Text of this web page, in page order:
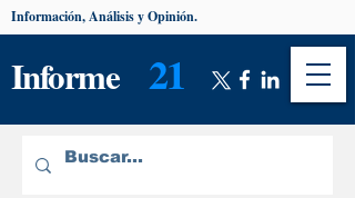
Informe 21
Información, Análisis y Opinión.